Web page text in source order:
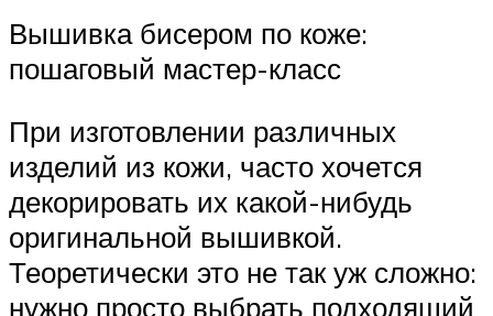
Вышивка бисером по коже:
пошаговый мастер-класс
При изготовлении различных
изделий из кожи, часто хочется
декорировать их какой-нибудь
оригинальной вышивкой.
Теоретически это не так уж сложно:
нужно просто выбрать подходящий